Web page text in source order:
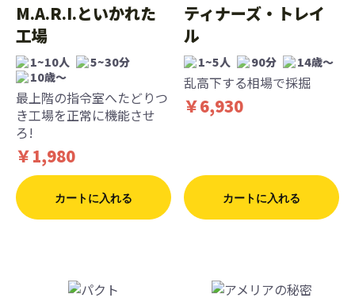
M.A.R.I.といかれた
工場
1~10人
5~30分
10歳〜
最上階の指令室へたどりつ
き工場を正常に機能させ
ろ!
￥1,980
カートに入れる
ティナーズ・トレイ
ル
1~5人 90分 14歳〜
乱高下する相場で採掘
￥6,930
カートに入れる